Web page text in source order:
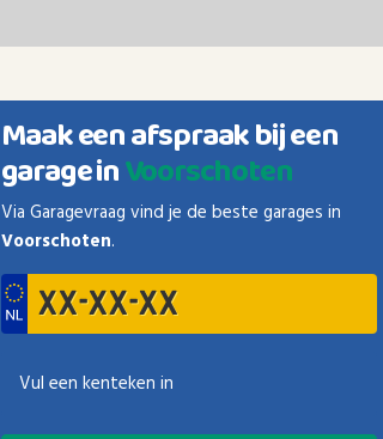
Maak een afspraak bij een
garage inVoorschoten
Via Garagevraag vind je de beste garages in
Voorschoten.
Vul een kenteken in